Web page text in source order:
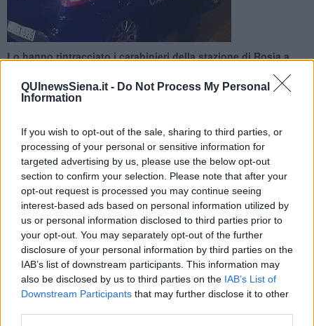
QUInewsSiena.it - Do Not Process My Personal
Information
If you wish to opt-out of the sale, sharing to third parties, or
processing of your personal or sensitive information for
targeted advertising by us, please use the below opt-out
section to confirm your selection. Please note that after your
opt-out request is processed you may continue seeing
interest-based ads based on personal information utilized by
us or personal information disclosed to third parties prior to
your opt-out. You may separately opt-out of the further
disclosure of your personal information by third parties on the
IAB’s list of downstream participants. This information may
also be disclosed by us to third parties on the IAB’s List of
Downstream Participants that may further disclose it to other
Lo hanno rintracciato i carabinieri della stazione di Rosia a
SIENA —A Rosiaicarabinieridella locale stazione hanno
denunciato in stato di libertà un 34enne nato inAlbania, senza
fissa dimora epluripregiudicatoper reati specifici.
Il ragazzo lo scorso 26 Febbraio scorso era entrato di notte
nell'abitazione di un uomo a San Rocco a Pilli e aveva rubato un
fuoristradaGreat Wall modello Steed Super Luxury. Il
proprietario ne aveva immediatamente denunciato la scomparsa e
dalle indagini condotte oggi è stata capita la dinamica.